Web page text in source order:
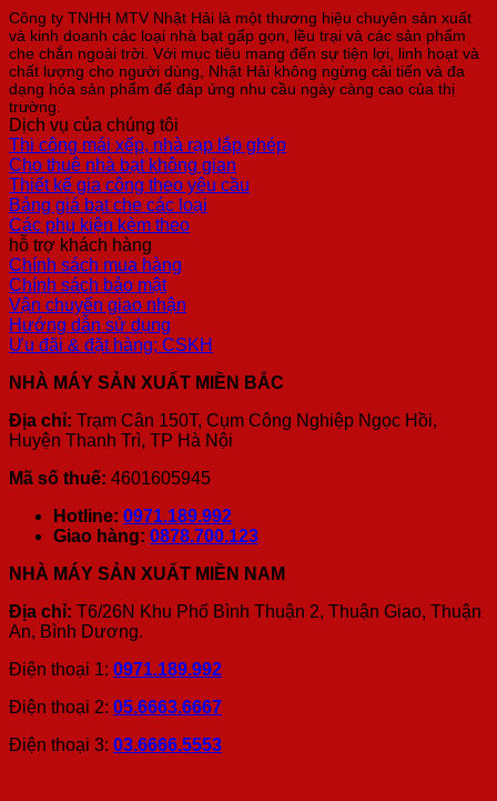
Công ty TNHH MTV Nhật Hải là một thương hiệu chuyên sản xuất
và kinh doanh các loại nhà bạt gấp gọn, lều trại và các sản phẩm
che chắn ngoài trời. Với mục tiêu mang đến sự tiện lợi, linh hoạt và
chất lượng cho người dùng, Nhật Hải không ngừng cải tiến và đa
dạng hóa sản phẩm để đáp ứng nhu cầu ngày càng cao của thị
trường.
Dịch vụ của chúng tôi
Thi công mái xếp, nhà rạp lắp ghép
Cho thuê nhà bạt không gian
Thiết kế gia công theo yêu cầu
Bảng giá bạt che các loại
Các phụ kiện kèm theo
hỗ trợ khách hàng
Chính sách mua hàng
Chính sách bảo mật
Vận chuyển giao nhận
Hướng dẫn sử dụng
Ưu đãi & đặt hàng; CSKH
NHÀ MÁY SẢN XUẤT MIỀN BẮC
Địa chỉ: Trạm Cân 150T, Cụm Công Nghiệp Ngọc Hồi,
Huyện Thanh Trì, TP Hà Nội
Mã số thuế: 4601605945
Hotline: 0971.189.992
Giao hàng: 0878.700.123
NHÀ MÁY SẢN XUẤT MIỀN NAM
Địa chỉ: T6/26N Khu Phố Bình Thuận 2, Thuận Giao, Thuận
An, Bình Dương.
Điện thoại 1: 0971.189.992
Điện thoại 2: 05.6663.6667
Điện thoại 3: 03.6666.5553